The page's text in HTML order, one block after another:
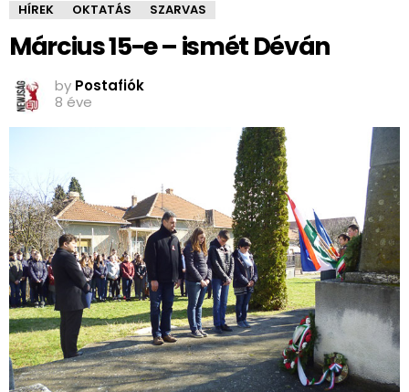
HÍREK OKTATÁS SZARVAS
Március 15-e – ismét Déván
by Postafiók
8 éve